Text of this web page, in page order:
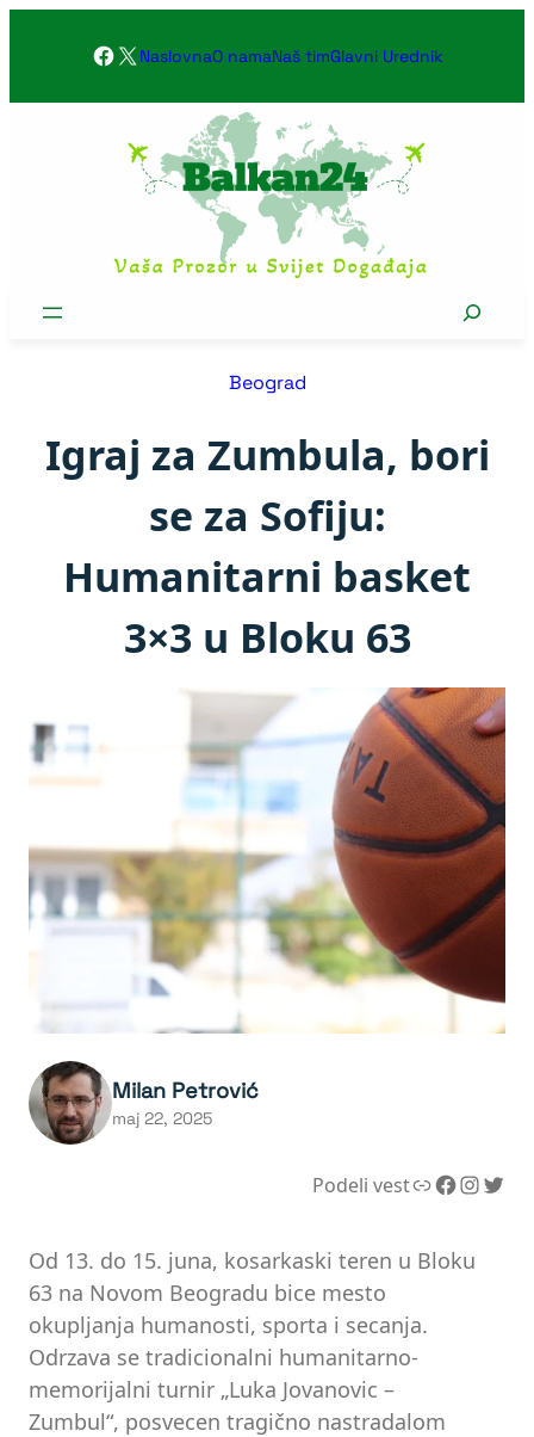
Facebook
X NaslovnaO namaNaš timGlavni Urednik
Search
Beograd
Igraj za Zumbula, bori
se za Sofiju:
Humanitarni basket
3×3 u Bloku 63
Milan Petrović
maj 22, 2025
Podeli vestLink Facebook InstagramTwitter
Od 13. do 15. juna, kosarkaski teren u Bloku
63 na Novom Beogradu bice mesto
okupljanja humanosti, sporta i secanja.
Odrzava se tradicionalni humanitarno-
memorijalni turnir „Luka Jovanovic –
Zumbul“, posvecen tragično nastradalom